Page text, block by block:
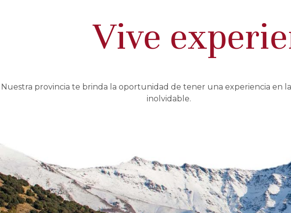
Vive
Nuestra provincia te brinda la oportunidad de tener una experiencia en
inolvidable.